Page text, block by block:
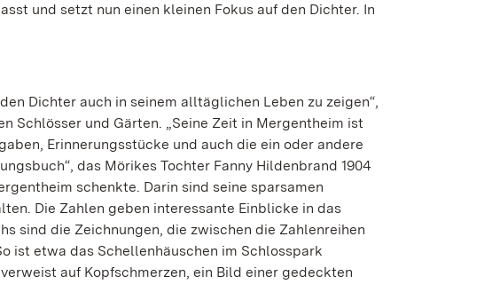
und setzt nun einen kleinen Fokus auf den Dichter. In
Dichter auch in seinem alltäglichen Leben zu zeigen“,
Schlösser und Gärten. „Seine Zeit in Mergentheim ist
Erinnerungsstücke und auch die ein oder andere
das Mörikes Tochter Fanny Hildenbrand 1904
schenkte. Darin sind seine sparsamen
Die Zahlen geben interessante Einblicke in das
sind die Zeichnungen, die zwischen die Zahlenreihen
ist etwa das Schellenhäuschen im Schlosspark
auf Kopfschmerzen, ein Bild einer gedeckten